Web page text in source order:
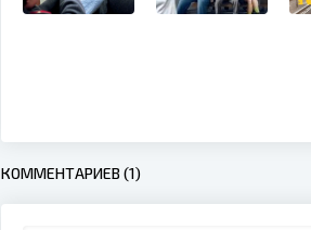
КОММЕНТАРИЕВ (1)